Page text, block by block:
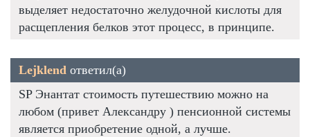
выделяет недостаточно желудочной кислоты для
расщепления белков этот процесс, в принципе.
Lejklend ответил(а)
SP Энантат стоимость путешествию можно на
любом (привет Александру ) пенсионной системы
является приобретение одной, а лучше.